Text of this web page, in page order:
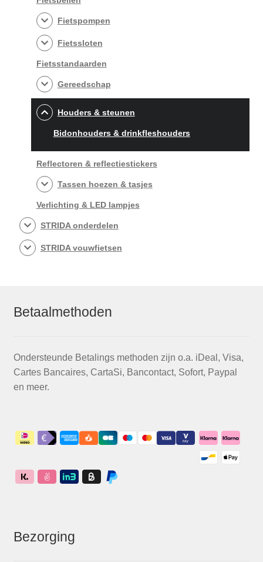
Fietspompen
Fietssloten
Fietsstandaarden
Gereedschap
Houders & steunen
Bidonhouders & drinkfleshouders
Reflectoren & reflectiestickers
Tassen hoezen & tasjes
Verlichting & LED lampjes
STRIDA onderdelen
STRIDA vouwfietsen
Betaalmethoden
Ondersteunde Betalings methoden zijn o.a. iDeal, Visa,
Cartes Bancaires, CartaSi, Bancontact, Sofort, Paypal
en meer.
Bezorging